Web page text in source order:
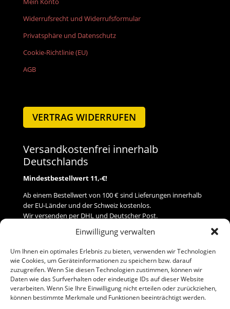
Einwilligung verwalten
Um Ihnen ein optimales Erlebnis zu bieten, verwenden wir Technologien
wie Cookies, um Geräteinformationen zu speichern bzw. darauf
zuzugreifen. Wenn Sie diesen Technologien zustimmen, können wir
Daten wie das Surfverhalten oder eindeutige IDs auf dieser Website
verarbeiten. Wenn Sie Ihre Einwilligung nicht erteilen oder zurückziehen,
können bestimmte Merkmale und Funktionen beeinträchtigt werden.
Widerrufsrecht und Widerrufsformular
Privatsphäre und Datenschutz
Cookie-Richtlinie (EU)
AGB
VERTRAG WIDERRUFEN
Versandkostenfrei innerhalb
Deutschlands
Mindestbestellwert 11,-€!
Ab einem Bestellwert von 100 € sind Lieferungen innerhalb
der EU-Länder und der Schweiz kostenlos.
Wir versenden per DHL und Deutscher Post.
Versand
Zahlung
Baumann Modellspielwaren